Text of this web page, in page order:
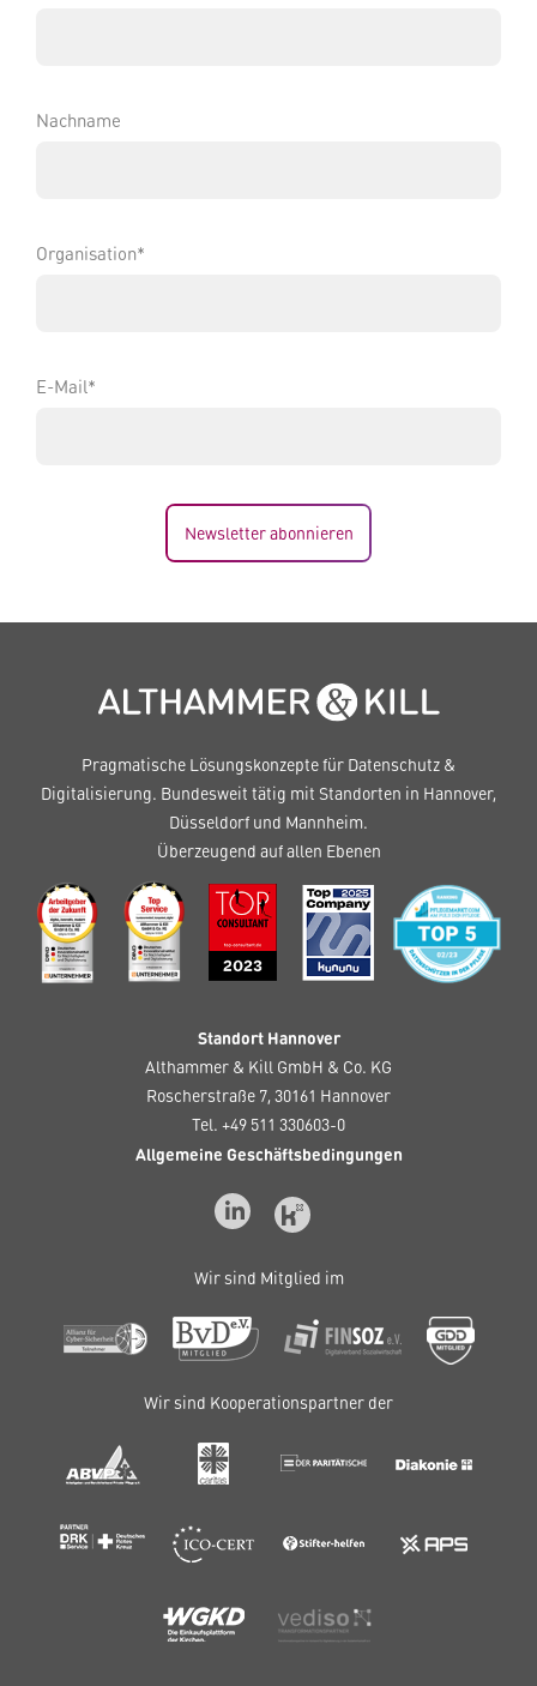
Nachname
Organisation*
E-Mail*
Newsletter abonnieren
Pragmatische Lösungskonzepte für Datenschutz &
Digitalisierung. Bundesweit tätig mit Standorten in Hannover,
Düsseldorf und Mannheim.
Überzeugend auf allen Ebenen
Standort Hannover
Althammer & Kill GmbH & Co. KG
Roscherstraße 7, 30161 Hannover
Tel. +49 511 330603-0
Allgemeine Geschäftsbedingungen
Wir sind Mitglied im
Wir sind Kooperationspartner der